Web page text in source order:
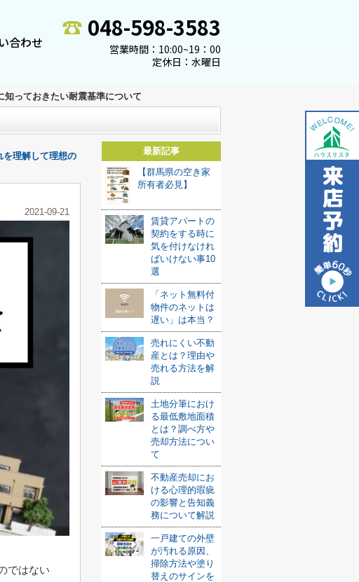
合わせ
048-598-3583
営業時間：10:00~19：00
定休日：水曜日
知っておきたい耐震基準について
を理解して理想の
2021-09-21
ではない
最新記事
【群馬県の空き家
所有者必見】
賃貸アパートの
契約をする時に
気を付けなけれ
ばいけない事10
選
「ネット無料付
物件のネットは
遅い」は本当？
売れにくい不動
産とは？理由や
売れる方法を解
説
土地分筆におけ
る最低敷地面積
とは？調べ方や
売却方法につい
て
不動産売却にお
ける心理的瑕疵
の影響と告知義
務について解説
一戸建ての外壁
が汚れる原因、
掃除方法や塗り
替えのサインを